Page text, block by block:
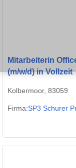
Mitarbeiterin
(m/w/d) in Vollzeit
Kolbermoor, 83059
Firma:SP3 Schurer